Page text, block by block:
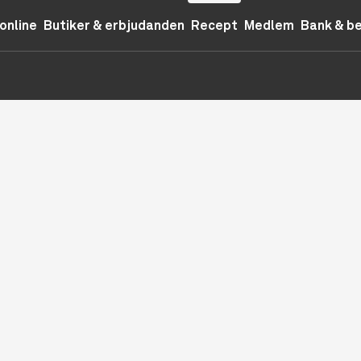
Butiker & erbjudanden Recept Medlem Bank &